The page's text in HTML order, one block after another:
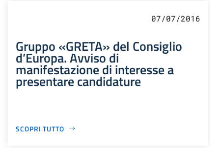
07/07/2016
Gruppo «GRETA» del Consiglio
d’Europa. Avviso di
manifestazione di interesse a
presentare candidature
SCOPRI TUTTO